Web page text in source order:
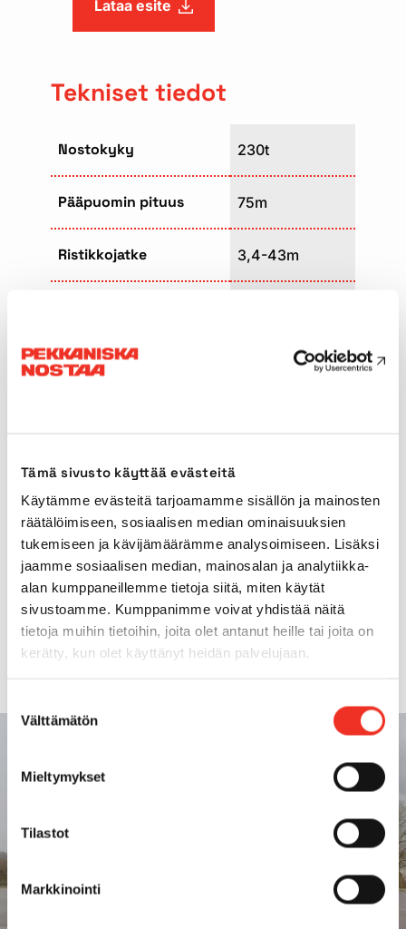
Tämä sivusto käyttää evästeitä
Käytämme evästeitä tarjoamamme sisällön ja mainosten
räätälöimiseen, sosiaalisen median ominaisuuksien
tukemiseen ja kävijämäärämme analysoimiseen. Lisäksi
jaamme sosiaalisen median, mainosalan ja analytiikka-
alan kumppaneillemme tietoja siitä, miten käytät
sivustoamme. Kumppanimme voivat yhdistää näitä
tietoja muihin tietoihin, joita olet antanut heille tai joita on
kerätty, kun olet käyttänyt heidän palvelujaan.
valinta
Välttämätön
Mieltymykset
Tilastot
Markkinointi
Lataa esite
Tekniset tiedot
Nostokyky 230t
Pääpuomin pituus 75m
Ristikkojatke 3,4-43m
Ajopituus
Maksimi vastapaino
Pääpuomin tyyppi Teleskooppi
Ajonopeus 80km/h
Kuljetuspaino 60t